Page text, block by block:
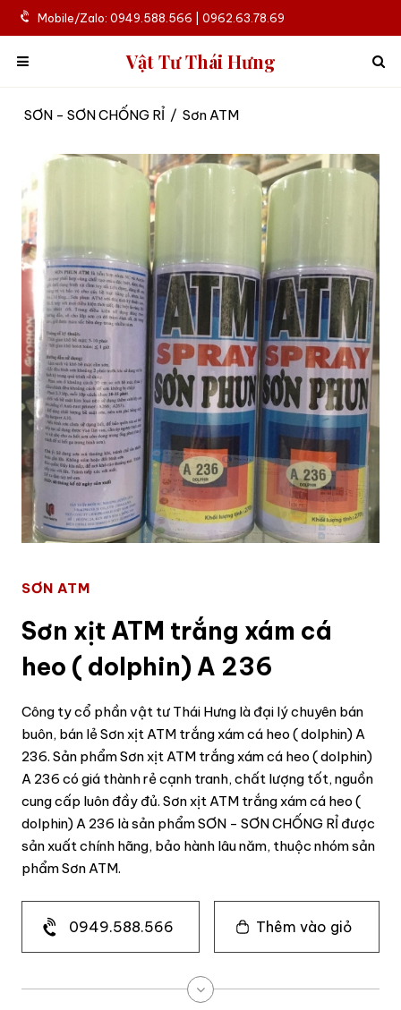
Mobile/Zalo: 0949.588.566 | 0962.63.78.69
Vật Tư Thái Hưng
SƠN - SƠN CHỐNG RỈ / Sơn ATM
SƠN ATM
Sơn xịt ATM trắng xám cá
heo ( dolphin) A 236
Công ty cổ phần vật tư Thái Hưng là đại lý chuyên bán
buôn, bán lẻ Sơn xịt ATM trắng xám cá heo ( dolphin) A
236. Sản phẩm Sơn xịt ATM trắng xám cá heo ( dolphin)
A 236 có giá thành rẻ cạnh tranh, chất lượng tốt, nguồn
cung cấp luôn đầy đủ. Sơn xịt ATM trắng xám cá heo (
dolphin) A 236 là sản phẩm SƠN - SƠN CHỐNG RỈ được
sản xuất chính hãng, bảo hành lâu năm, thuộc nhóm sản
phẩm Sơn ATM.
0949.588.566 Thêm vào giỏ